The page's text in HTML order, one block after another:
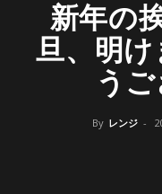
新年の
旦、明
う
By レンジ -